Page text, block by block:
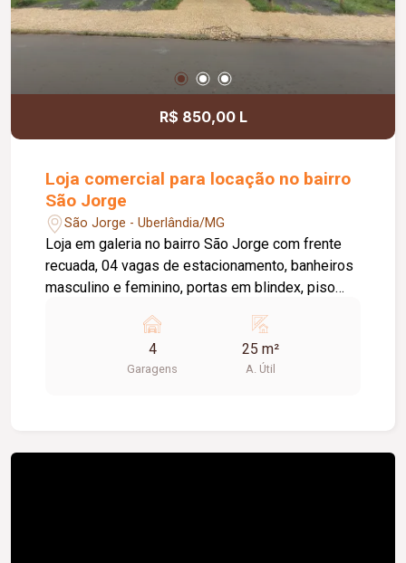
R$ 850,00 L
Loja comercial para locação no bairro
São Jorge
São Jorge - Uberlândia/MG
Loja em galeria no bairro São Jorge com frente
recuada, 04 vagas de estacionamento, banheiros
masculino e feminino, portas em blindex, piso
4
Garagens
25 m²
A. Útil